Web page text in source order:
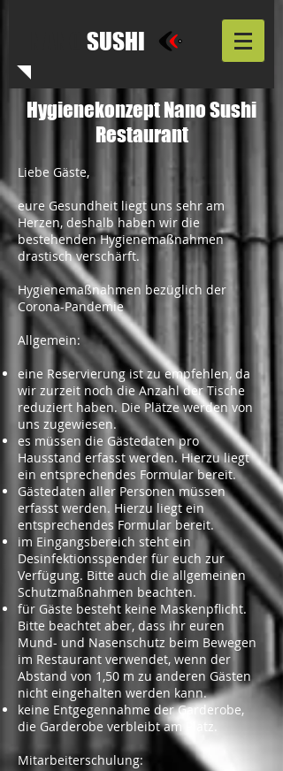
SUSHI
Hygienekonzept Nano Sushi
Restaurant
Liebe Gäste,
eure Gesundheit liegt uns sehr am
Herzen, deshalb haben wir die
bestehenden Hygienemaßnahmen
drastisch verschärft.
Hygienemaßnahmen bezüglich der
Corona-Pandemie
Allgemein:
eine Reservierung ist zu empfehlen, da
wir zurzeit noch die Anzahl der Tische
reduziert haben. Die Plätze werden von
uns zugewiesen.
es müssen die Gästedaten pro
Hausstand erfasst werden. Hierzu liegt
ein entsprechendes Formular bereit.
Gästedaten aller Personen müssen
erfasst werden. Hierzu liegt ein
entsprechendes Formular bereit.
im Eingangsbereich steht ein
Desinfektionsspender für euch zur
Verfügung. Bitte auch die allgemeinen
Schutzmaßnahmen beachten.
für Gäste besteht keine Maskenpflicht.
Bitte beachtet aber, dass ihr euren
Mund- und Nasenschutz beim Bewegen
im Restaurant verwendet, wenn der
Abstand von 1,50 m zu anderen Gästen
nicht eingehalten werden kann.
keine Entgegennahme der Garderobe,
die Garderobe verbleibt am Platz.
Mitarbeiterschulung: